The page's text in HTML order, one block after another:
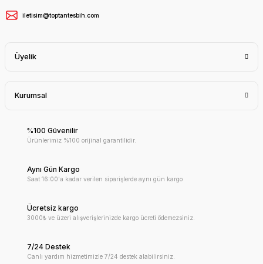
iletisim@toptantesbih.com
Üyelik
Kurumsal
%100 Güvenilir
Ürünlerimiz %100 orijinal garantilidir.
Aynı Gün Kargo
Saat 16:00'a kadar verilen siparişlerde aynı gün kargo
Ücretsiz kargo
3000₺ ve üzeri alışverişlerinizde kargo ücreti ödemezsiniz.
7/24 Destek
Canlı yardım hizmetimizle 7/24 destek alabilirsiniz.